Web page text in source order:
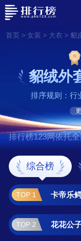
首页> 女装 > 大衣 > 貂
貂绒外
排序规则：行
排行榜123网依托
级、口碑、销量等
绒外套十大品牌排
鳄鱼/CARTELO、
蒙/ROMON、雅鹿/
撒/KAISER、墨徒/
龙/TEDELON、卡
外套什么牌子好？
综合榜
TOP 1 卡帝乐
TOP 2 花花公